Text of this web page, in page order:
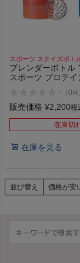
THE NORTH
HOKA
も
メンズカジュアル
スポーツ スクイズボト
ブレンダーボトル
スポーツ プロテイ
ェイカー ジム ト
リンクボトル スク
- （0件
販売価格 ¥2,200税
在庫切
在庫を見る
並び替え 価格が安